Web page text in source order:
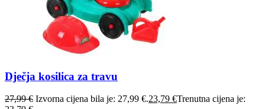
Dječja kosilica za travu
27,99€ Izvorna cijena bila je: 27,99 €.23,79 €Trenutna cijena je: